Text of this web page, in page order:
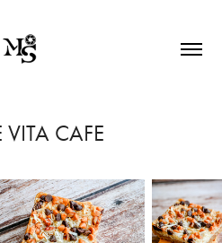
VITA CAFE